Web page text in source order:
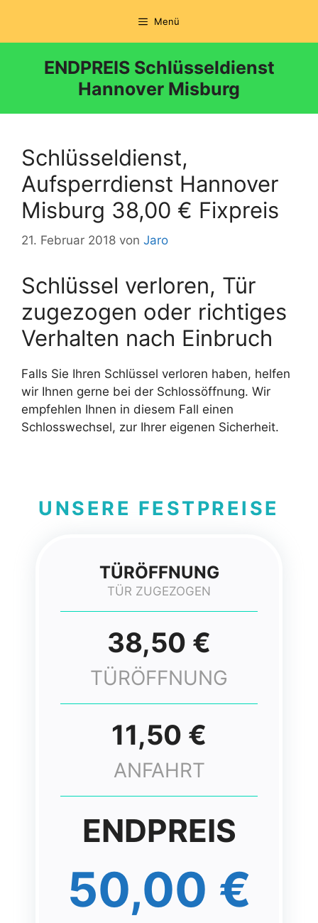
springen
Menü
ENDPREIS Schlüsseldienst
Hannover Misburg
Schlüsseldienst,
Aufsperrdienst Hannover
Misburg 38,00 € Fixpreis
21. Februar 2018 von Jaro
Schlüssel verloren, Tür
zugezogen oder richtiges
Verhalten nach Einbruch
Falls Sie Ihren Schlüssel verloren haben, helfen
wir Ihnen gerne bei der Schlossöffnung. Wir
empfehlen Ihnen in diesem Fall einen
Schlosswechsel, zur Ihrer eigenen Sicherheit.
UNSERE FESTPREISE
TÜRÖFFNUNG
TÜR ZUGEZOGEN
38,50 €
TÜRÖFFNUNG
11,50 €
ANFAHRT
ENDPREIS
50,00 €